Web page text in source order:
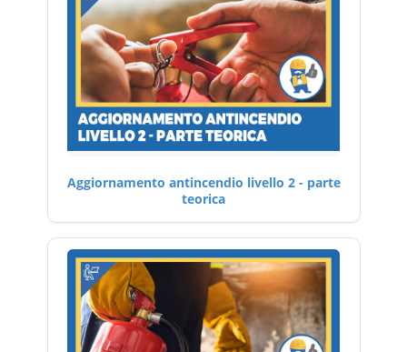
Aggiornamento antincendio livello 2 - parte
teorica